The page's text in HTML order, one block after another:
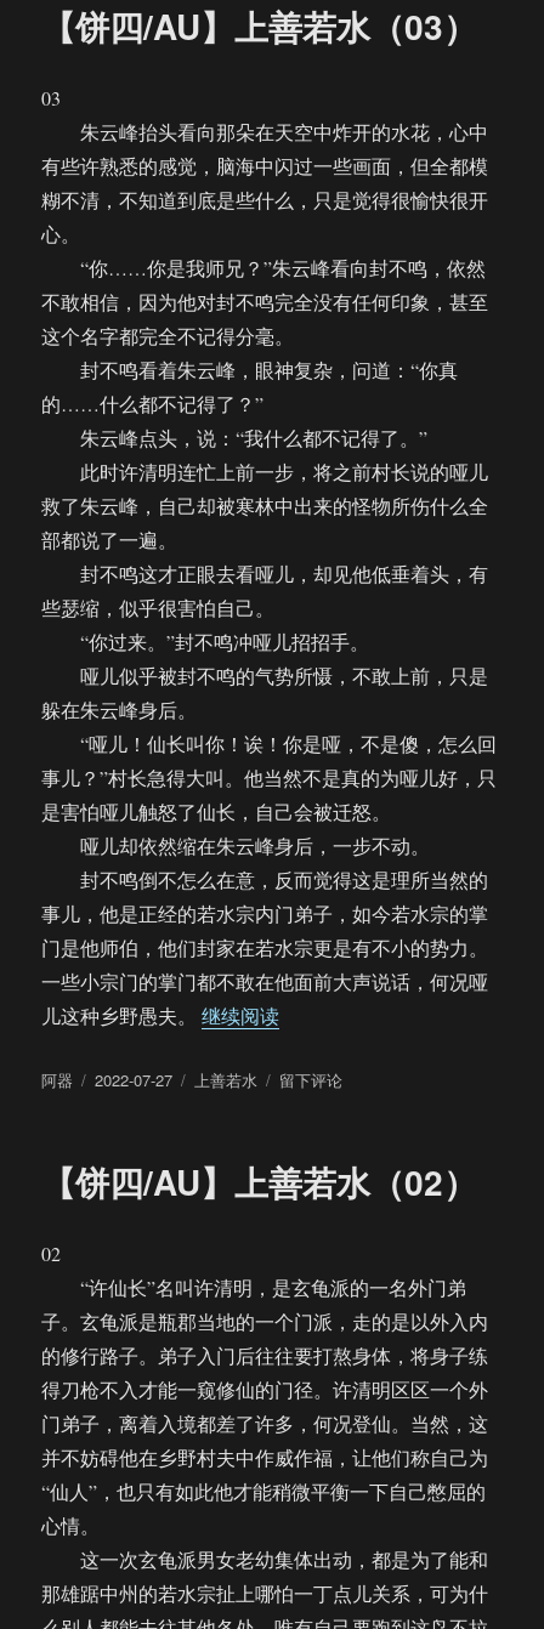
善
若
【饼四/AU】上善若水（03）
03
朱云峰抬头看向那朵在天空中炸开的水花，心中
有些许熟悉的感觉，脑海中闪过一些画面，但全都模
糊不清，不知道到底是些什么，只是觉得很愉快很开
心。
“你……你是我师兄？”朱云峰看向封不鸣，依然
不敢相信，因为他对封不鸣完全没有任何印象，甚至
这个名字都完全不记得分毫。
封不鸣看着朱云峰，眼神复杂，问道：“你真
的……什么都不记得了？”
朱云峰点头，说：“我什么都不记得了。”
此时许清明连忙上前一步，将之前村长说的哑儿
救了朱云峰，自己却被寒林中出来的怪物所伤什么全
部都说了一遍。
封不鸣这才正眼去看哑儿，却见他低垂着头，有
些瑟缩，似乎很害怕自己。
“你过来。”封不鸣冲哑儿招招手。
哑儿似乎被封不鸣的气势所慑，不敢上前，只是
躲在朱云峰身后。
“哑儿！仙长叫你！诶！你是哑，不是傻，怎么回
事儿？”村长急得大叫。他当然不是真的为哑儿好，只
是害怕哑儿触怒了仙长，自己会被迁怒。
哑儿却依然缩在朱云峰身后，一步不动。
封不鸣倒不怎么在意，反而觉得这是理所当然的
事儿，他是正经的若水宗内门弟子，如今若水宗的掌
门是他师伯，他们封家在若水宗更是有不小的势力。
一些小宗门的掌门都不敢在他面前大声说话，何况哑
儿这种乡野愚夫。继续阅读“【饼四/AU】上善若水（03）”
作
阿器
发
2022-07-27
分
上善若水
于
善
若
留下评论
【饼四/AU】上善若水（02）
02
“许仙长”名叫许清明，是玄龟派的一名外门弟
子。玄龟派是瓶郡当地的一个门派，走的是以外入内
的修行路子。弟子入门后往往要打熬身体，将身子练
得刀枪不入才能一窥修仙的门径。许清明区区一个外
门弟子，离着入境都差了许多，何况登仙。当然，这
并不妨碍他在乡野村夫中作威作福，让他们称自己为
“仙人”，也只有如此他才能稍微平衡一下自己憋屈的
心情。
这一次玄龟派男女老幼集体出动，都是为了能和
那雄踞中州的若水宗扯上哪怕一丁点儿关系，可为什